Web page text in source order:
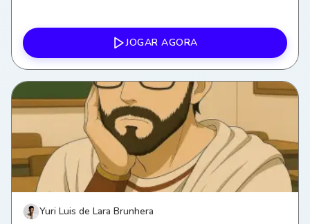
geográficos conosco. Pronto para a decolagem?
JOGAR AGORA
Yuri Luis de Lara Brunhera